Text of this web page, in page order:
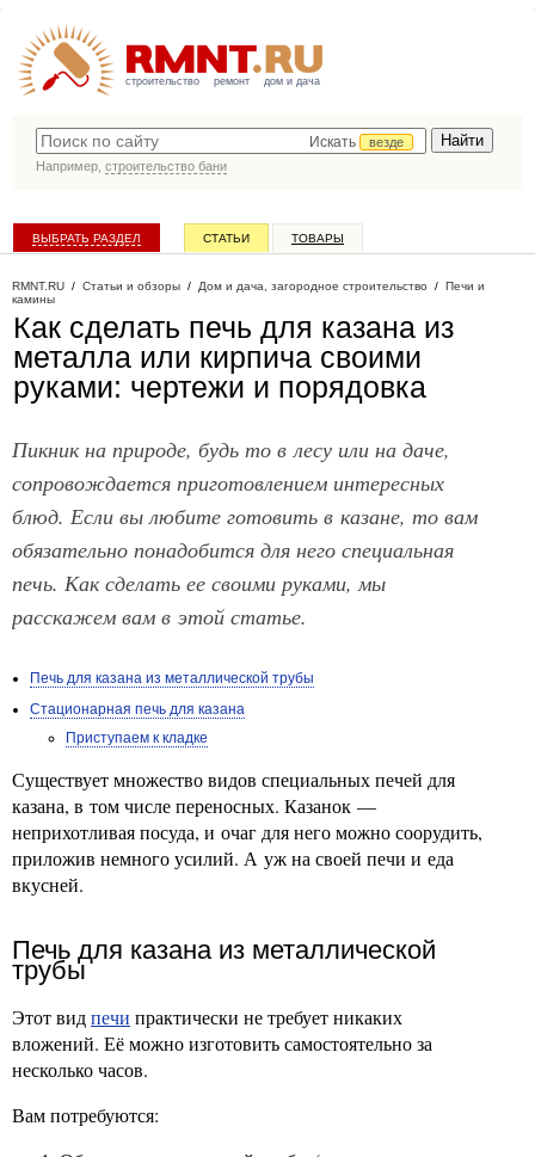
строительство ремонт дом и дача
Искать
везде
Например, строительство бани
ВЫБРАТЬ РАЗДЕЛ СТАТЬИ ТОВАРЫ
RMNT.RU / Статьи и обзоры / Дом и дача, загородное строительство / Печи и
камины
Как сделать печь для казана из
металла или кирпича своими
руками: чертежи и порядовка
Пикник на природе, будь то в лесу или на даче,
сопровождается приготовлением интересных
блюд. Если вы любите готовить в казане, то вам
обязательно понадобится для него специальная
печь. Как сделать ее своими руками, мы
расскажем вам в этой статье.
Печь для казана из металлической трубы
Стационарная печь для казана
Приступаем к кладке
Существует множество видов специальных печей для
казана, в том числе переносных. Казанок —
неприхотливая посуда, и очаг для него можно соорудить,
приложив немного усилий. А уж на своей печи и еда
вкусней.
Печь для казана из металлической
трубы
Этот видпечи практически не требует никаких
вложений. Её можно изготовить самостоятельно за
несколько часов.
Вам потребуются: